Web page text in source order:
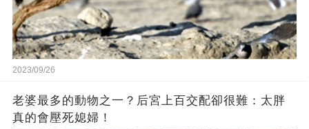
2023/09/26
老婆最多的動物之一？后宮上百交配卻很難：太胖
真的會壓死媳婦！